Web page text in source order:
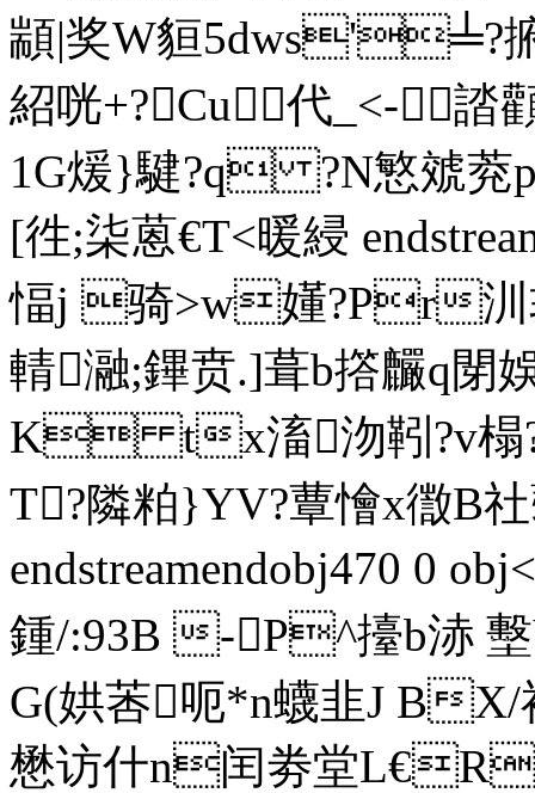
顓|奖W貆5dws'╧?
紹咣+?Cu 代_<-誻
1G煖}騝?q ?N慜虠萒
[徃;柒蒽€T<暖綅
愊j 骑>w嬞?Pr汌
輤瀜;鏎贲.]葺b撘麣
K tx滀沕靷?v榻
T?隣粕}YV?蕈懀x徾B社
endstreamendobj470 0
鍾/:93B -P^擡b浾
G(娂莕呃*n蠛韭J B
懋访什n闰劵堂